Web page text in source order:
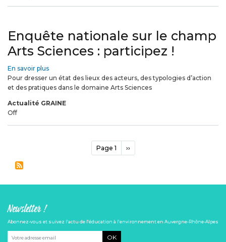
Enquête nationale sur le champ
Arts Sciences : participez !
En savoir plus
Enquête
nationale
le
Arts
Pour dresser un état des lieux des acteurs, des typologies d’action
et des pratiques dans le domaine Arts Sciences
Actualité GRAINE
Off
Page 1
Page
suivante
››
Newsletter !
Abonnez-vous et suivez l'actu de l'éducation à l'environnement en Auvergne-Rhône-Alpes
OK